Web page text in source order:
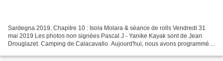
Sardegna 2019, Chapitre 10 : Isola Molara & séance de rolls Vendredi 31
mai 2019 Les photos non signées Pascal J - Yanike Kayak sont de Jean
Drouglazet. Camping de Calacavallo. Aujourd'hui, nous avons programmé